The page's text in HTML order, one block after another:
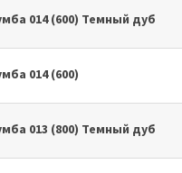
014 (600) Темный дуб
014 (600)
013 (800) Темный дуб